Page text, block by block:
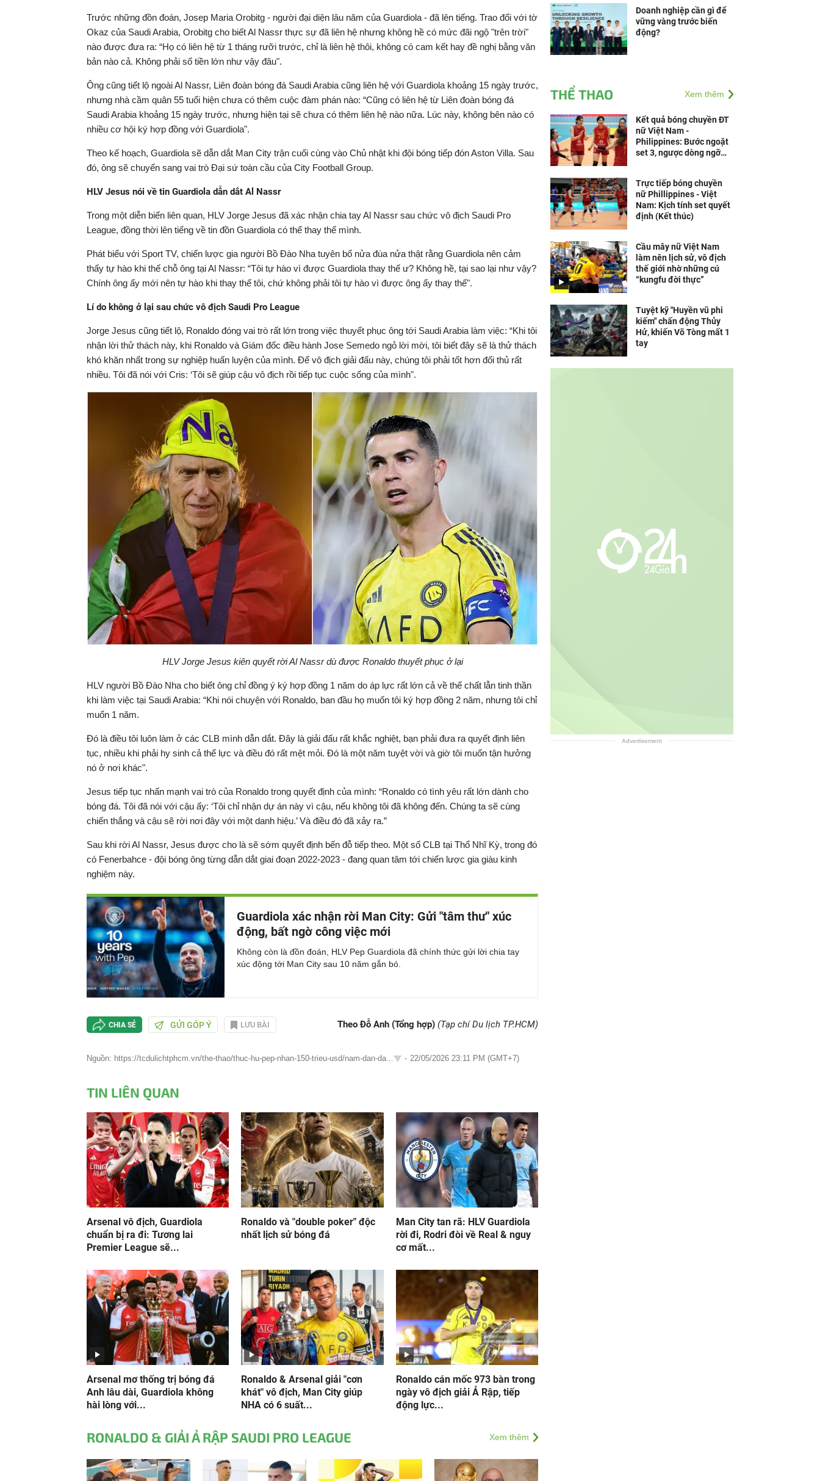
Trước những đồn đoán, Josep Maria Orobitg - người đại diện lâu năm của Guardiola - đã lên tiếng. Trao đổi với tờ
Okaz của Saudi Arabia, Orobitg cho biết Al Nassr thực sự đã liên hệ nhưng không hề có mức đãi ngộ "trên trời"
nào được đưa ra: “Họ có liên hệ từ 1 tháng rưỡi trước, chỉ là liên hệ thôi, không có cam kết hay đề nghị bằng văn
bản nào cả. Không phải số tiền lớn như vậy đâu".
Ông cũng tiết lộ ngoài Al Nassr, Liên đoàn bóng đá Saudi Arabia cũng liên hệ với Guardiola khoảng 15 ngày trước,
nhưng nhà cầm quân 55 tuổi hiện chưa có thêm cuộc đàm phán nào: “Cũng có liên hệ từ Liên đoàn bóng đá
Saudi Arabia khoảng 15 ngày trước, nhưng hiện tại sẽ chưa có thêm liên hệ nào nữa. Lúc này, không bên nào có
nhiều cơ hội ký hợp đồng với Guardiola".
Theo kế hoạch, Guardiola sẽ dẫn dắt Man City trận cuối cùng vào Chủ nhật khi đội bóng tiếp đón Aston Villa. Sau
đó, ông sẽ chuyển sang vai trò Đại sứ toàn cầu của City Football Group.
HLV Jesus nói về tin Guardiola dẫn dắt Al Nassr
Trong một diễn biến liên quan, HLV Jorge Jesus đã xác nhận chia tay Al Nassr sau chức vô địch Saudi Pro
League, đồng thời lên tiếng về tin đồn Guardiola có thể thay thế mình.
Phát biểu với Sport TV, chiến lược gia người Bồ Đào Nha tuyên bố nửa đùa nửa thật rằng Guardiola nên cảm
thấy tự hào khi thế chỗ ông tại Al Nassr: “Tôi tự hào vì được Guardiola thay thế ư? Không hề, tại sao lại như vậy?
Chính ông ấy mới nên tự hào khi thay thế tôi, chứ không phải tôi tự hào vì được ông ấy thay thế".
Lí do không ở lại sau chức vô địch Saudi Pro League
Jorge Jesus cũng tiết lộ, Ronaldo đóng vai trò rất lớn trong việc thuyết phục ông tới Saudi Arabia làm việc: “Khi tôi
nhận lời thử thách này, khi Ronaldo và Giám đốc điều hành Jose Semedo ngỏ lời mời, tôi biết đây sẽ là thử thách
khó khăn nhất trong sự nghiệp huấn luyện của mình. Để vô địch giải đấu này, chúng tôi phải tốt hơn đối thủ rất
nhiều. Tôi đã nói với Cris: ‘Tôi sẽ giúp cậu vô địch rồi tiếp tục cuộc sống của mình".
HLV Jorge Jesus kiên quyết rời Al Nassr dù được Ronaldo thuyết phục ở lại
HLV người Bồ Đào Nha cho biết ông chỉ đồng ý ký hợp đồng 1 năm do áp lực rất lớn cả về thể chất lẫn tinh thần
khi làm việc tại Saudi Arabia: “Khi nói chuyện với Ronaldo, ban đầu họ muốn tôi ký hợp đồng 2 năm, nhưng tôi chỉ
muốn 1 năm.
Đó là điều tôi luôn làm ở các CLB mình dẫn dắt. Đây là giải đấu rất khắc nghiệt, bạn phải đưa ra quyết định liên
tục, nhiều khi phải hy sinh cả thể lực và điều đó rất mệt mỏi. Đó là một năm tuyệt vời và giờ tôi muốn tận hưởng
nó ở nơi khác".
Jesus tiếp tục nhấn mạnh vai trò của Ronaldo trong quyết định của mình: “Ronaldo có tình yêu rất lớn dành cho
bóng đá. Tôi đã nói với cậu ấy: ‘Tôi chỉ nhận dự án này vì cậu, nếu không tôi đã không đến. Chúng ta sẽ cùng
chiến thắng và cậu sẽ rời nơi đây với một danh hiệu.’ Và điều đó đã xảy ra.”
Sau khi rời Al Nassr, Jesus được cho là sẽ sớm quyết định bến đỗ tiếp theo. Một số CLB tại Thổ Nhĩ Kỳ, trong đó
có Fenerbahce - đội bóng ông từng dẫn dắt giai đoạn 2022-2023 - đang quan tâm tới chiến lược gia giàu kinh
nghiệm này.
Guardiola xác nhận rời Man City: Gửi "tâm thư" xúc
động, bất ngờ công việc mới
Không còn là đồn đoán, HLV Pep Guardiola đã chính thức gửi lời chia tay
xúc động tới Man City sau 10 năm gắn bó.
CHIA SẺ GỬI GÓP Ý LƯU BÀI Theo Đỗ Anh (Tổng hợp) (Tạp chí Du lịch TP.HCM)
Nguồn: https://tcdulichtphcm.vn/the-thao/thuc-hu-pep-nhan-150-trieu-usd/nam-dan-da... - 22/05/2026 23:11 PM (GMT+7)
TIN LIÊN QUAN
Arsenal vô địch, Guardiola
chuẩn bị ra đi: Tương lai
Premier League sẽ...
Ronaldo và "double poker" độc
nhất lịch sử bóng đá
Man City tan rã: HLV Guardiola
rời đi, Rodri đòi về Real & nguy
cơ mất...
Arsenal mơ thống trị bóng đá
Anh lâu dài, Guardiola không
hài lòng với...
Ronaldo & Arsenal giải "cơn
khát" vô địch, Man City giúp
NHA có 6 suất...
Ronaldo cán mốc 973 bàn trong
ngày vô địch giải Ả Rập, tiếp
động lực...
RONALDO & GIẢI Ả RẬP SAUDI PRO LEAGUE Xem thêm
Doanh nghiệp cần gì để
vững vàng trước biến
động?
THỂ THAO Xem thêm
Kết quả bóng chuyền ĐT
nữ Việt Nam -
Philippines: Bước ngoặt
set 3, ngược dòng ngỡ
Trực tiếp bóng chuyền
nữ Phillippines - Việt
Nam: Kịch tính set quyết
định (Kết thúc)
Cầu mây nữ Việt Nam
làm nên lịch sử, vô địch
thế giới nhờ những cú
“kungfu đời thực”
Tuyệt kỹ "Huyền vũ phi
kiếm" chấn động Thủy
Hử, khiến Võ Tòng mất 1
tay
Advertisement